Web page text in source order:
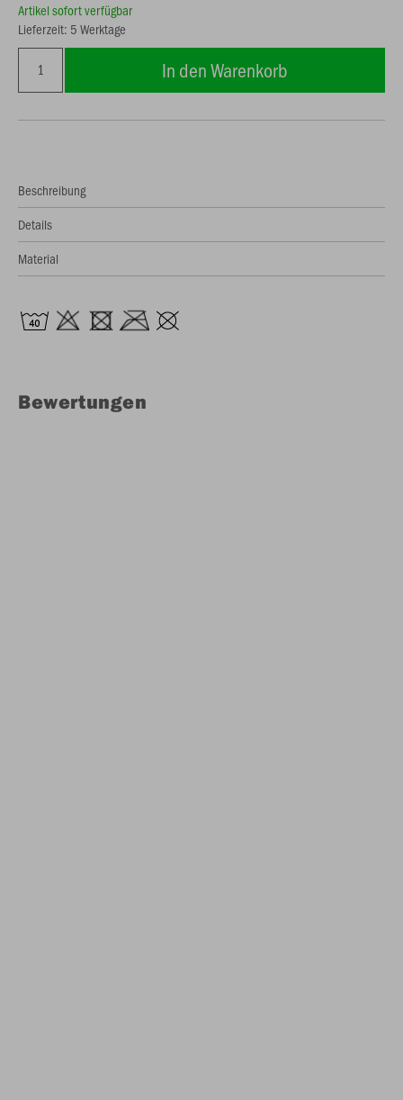
Artikel sofort verfügbar
Lieferzeit: 5 Werktage
In den Warenkorb
Beschreibung
Details
Material
Bewertungen